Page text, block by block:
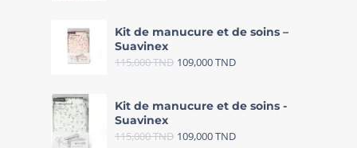
Kit de manucure et de soins –
Suavinex
115,000TND 109,000TND
Kit de manucure et de soins -
Suavinex
115,000TND 109,000TND